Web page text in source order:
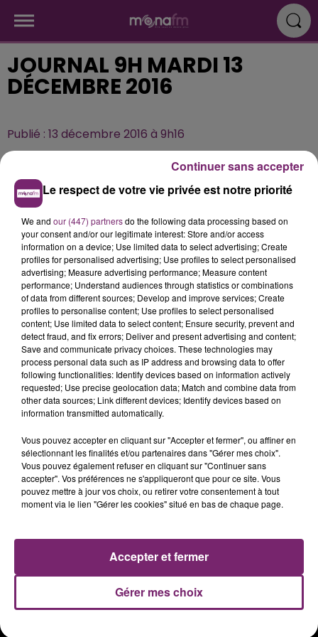
JOURNAL 9H MARDI 13
DÉCEMBRE 2016
Publié : 13 décembre 2016 à 9h16
ACTUS RADIO
PODCASTS
JEUX
PHOTOS PUBLICITÉ
Plan du site
Mentions légales
Le respect de votre vie privée est notre priorité
We and our (447) partnersdo the following data processing based on
your consent and/or our legitimate interest: Store and/or access
information on a device; Use limited data to select advertising; Create
profiles for personalised advertising; Use profiles to select personalised
advertising; Measure advertising performance; Measure content
performance; Understand audiences through statistics or combinations
of data from different sources; Develop and improve services; Create
profiles to personalise content; Use profiles to select personalised
content; Use limited data to select content; Ensure security, prevent and
detect fraud, and fix errors; Deliver and present advertising and content;
Save and communicate privacy choices. These technologies may
process personal data such as IP address and browsing data to offer
following functionalities: Identify devices based on information actively
requested; Use precise geolocation data; Match and combine data from
other data sources; Link different devices; Identify devices based on
information transmitted automatically.
Vous pouvez accepter en cliquant sur "Accepter et fermer", ou affiner en
sélectionnant les finalités et/ou partenaires dans "Gérer mes choix".
Vous pouvez également refuser en cliquant sur "Continuer sans
accepter". Vos préférences ne s'appliqueront que pour ce site. Vous
pouvez mettre à jour vos choix, ou retirer votre consentement à tout
moment via le lien "Gérer les cookies" situé en bas de chaque page.
Gérer mes choix
Accepter et fermer
Continuer sans accepter